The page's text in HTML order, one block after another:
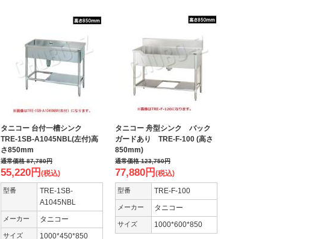
タニコー 台付一槽シンク
TRE-1SB-A1045NBL(左付)高
さ850mm
通常価格87,780円
55,220円 (税込)
型番
TRE-1SB-
A1045NBL
メーカー タニコー
サイズ 1000*450*850
タニコー 舟型シンク バック
ガードあり TRE-F-100 (高さ
850mm)
通常価格123,750円
77,880円 (税込)
型番 TRE-F-100
メーカー タニコー
サイズ 1000*600*850